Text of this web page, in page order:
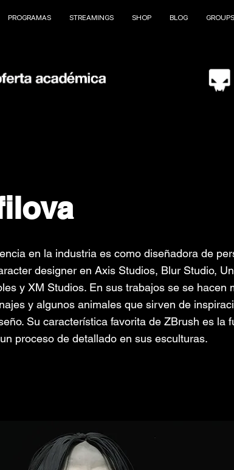
PROGRAMAS STREAMINGS SHOP BLOG GROUPS
en la industria es como diseñadora de
designer en Axis Studios, Blur Studio,
y XM Studios. En sus trabajos se se hacen
y algunos animales que sirven de
Su característica favorita de ZBrush es la
proceso de detallado en sus esculturas.